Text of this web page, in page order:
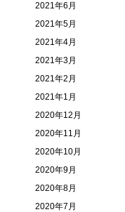
2021年6月
2021年5月
2021年4月
2021年3月
2021年2月
2021年1月
2020年12月
2020年11月
2020年10月
2020年9月
2020年8月
2020年7月